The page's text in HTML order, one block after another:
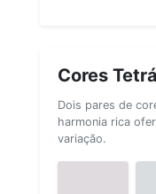
Cores
Dois pares de
harmonia rica
variação.